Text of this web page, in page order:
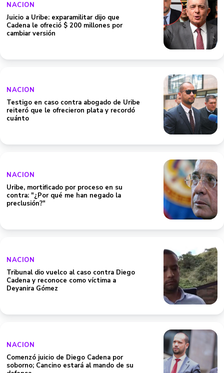
NACION
Juicio a Uribe: exparamilitar dijo que
Cadena le ofreció $ 200 millones por
cambiar versión
NACION
Testigo en caso contra abogado de Uribe
reiteró que le ofrecieron plata y recordó
cuánto
NACION
Uribe, mortificado por proceso en su
contra: "¿Por qué me han negado la
preclusión?"
NACION
Tribunal dio vuelco al caso contra Diego
Cadena y reconoce como víctima a
Deyanira Gómez
NACION
Comenzó juicio de Diego Cadena por
soborno; Cancino estará al mando de su